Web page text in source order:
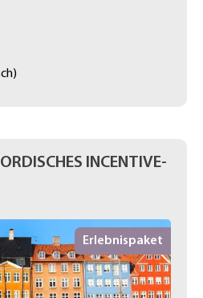
INCENTIVE-
Erlebnispaket